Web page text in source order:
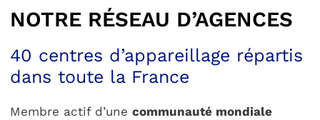
NOTRE RÉSEAU D’AGENCES
40 centres d’appareillage répartis
dans toute la France
Membre actif d’une communauté mondiale